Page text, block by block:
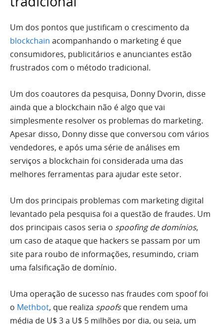
Um dos pontos que justificam o crescimento da
blockchain acompanhando o marketing é que
consumidores, publicitários e anunciantes estão
frustrados com o método tradicional.
Um dos coautores da pesquisa, Donny Dvorin, disse
ainda que a blockchain não é algo que vai
simplesmente resolver os problemas do marketing.
Apesar disso, Donny disse que conversou com vários
vendedores, e após uma série de análises em
serviços a blockchain foi considerada uma das
melhores ferramentas para ajudar este setor.
Um dos principais problemas com marketing digital
levantado pela pesquisa foi a questão de fraudes. Um
dos principais casos seria o spoofing de domínios,
um caso de ataque que hackers se passam por um
site para roubo de informações, resumindo, criam
uma falsificação de domínio.
Uma operação de sucesso nas fraudes com spoof foi
o Methbot, que realiza spoofsque rendem uma
média de U$ 3 a U$ 5 milhões por dia, ou seja, um